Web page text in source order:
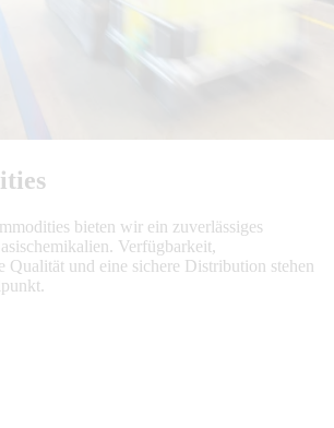
bieten wir ein zuverlässiges
Verfügbarkeit,
Qualität und eine sichere Distribution stehen